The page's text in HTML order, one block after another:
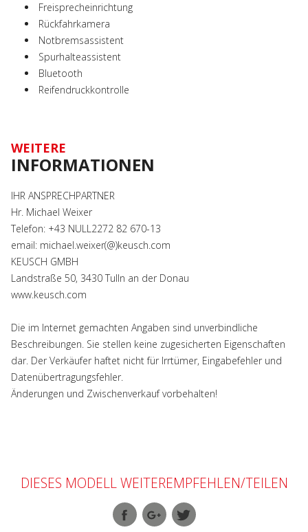
Freisprecheinrichtung
Rückfahrkamera
Notbremsassistent
Spurhalteassistent
Bluetooth
Reifendruckkontrolle
WEITERE
INFORMATIONEN
IHR ANSPRECHPARTNER
Hr. Michael Weixer
Telefon: +43 NULL2272 82 670-13
email: michael.weixer(@)keusch.com
KEUSCH GMBH
Landstraße 50, 3430 Tulln an der Donau
www.keusch.com
Die im Internet gemachten Angaben sind unverbindliche
Beschreibungen. Sie stellen keine zugesicherten Eigenschaften
dar. Der Verkäufer haftet nicht für Irrtümer, Eingabefehler und
Datenübertragungsfehler.
Änderungen und Zwischenverkauf vorbehalten!
DIESES MODELL WEITEREMPFEHLEN/TEILEN